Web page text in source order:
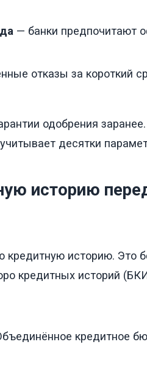
— банки предпочитают
отказы за короткий
одобрения
десятки
историю
кредитную историю. Это
кредитных историй
кредитное